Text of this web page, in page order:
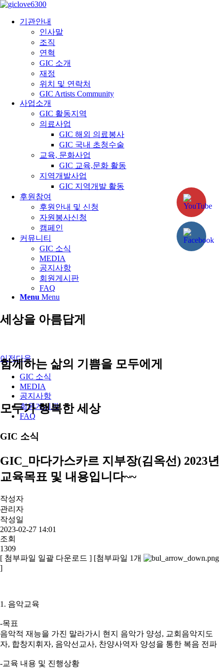
기관안내
인사말
조직
연혁
GIC 소개
재정
위치 및 연락처
GIC Artists Community
사업소개
GIC 활동지역
의료사업
GIC 해외 의료봉사
GIC 국내 초청수술
교육, 문화사업
GIC 교육,문화 활동
지역개발사업
GIC 지역개발 활동
후원참여
후원안내 및 신청
자원봉사신청
캠페인
커뮤니티
GIC 소식
MEDIA
공지사항
회원게시판
FAQ
Menu Menu
세상을 아름답게
함께하는 삶의 기쁨을 모두에게
모두가 행복한 세상
이전다음
GIC 소식
MEDIA
공지사항
회원게시판
FAQ
GIC 소식
GIC_마다가스카르 지부장(김옥선) 2023년
교육목표 및 내용입니다~~
작성자
관리자
작성일
2023-02-27 14:01
조회
1309
[ 첨부파일 일괄 다운로드 ] [첨부파일 1개
]
1. 음악교육
-목표
음악적 재능을 가진 말라가시 현지 음악가 양성, 교회음악지도
자, 합창지휘자, 음악선교사, 찬양사역자 양성을 통한 복음 전파
-교육 내용 및 진행상황